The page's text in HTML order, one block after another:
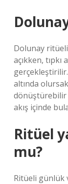
Dolunay
açıkken,
altında
dönüştürebilir
akış içinde
Ritüel
mu?
Ritüeli günlük